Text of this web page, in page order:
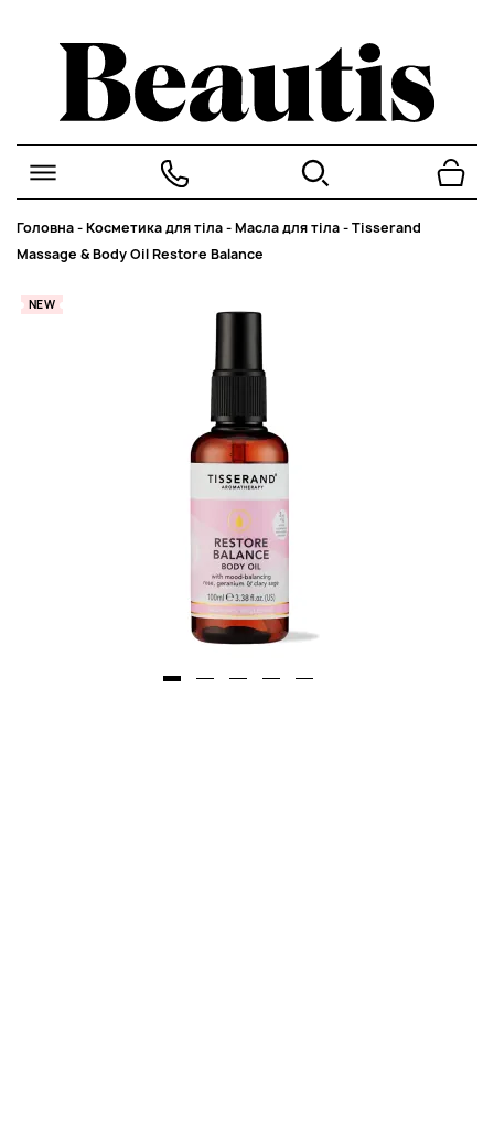
Головна-Косметика для тіла-Масла для тіла-Tisserand
Massage & Body Oil Restore Balance
NEW